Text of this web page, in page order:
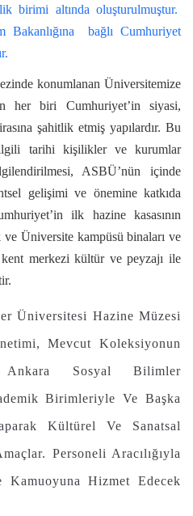
birimi altında oluşturulmuştur.
bağlı Cumhuriyet
konumlanan Üniversitemize
her biri Cumhuriyet’in siyasi,
şahitlik etmiş yapılardır. Bu
ilgili tarihi kişilikler ve kurumlar
ASBÜ’nün içinde
gelişimi ve önemine katkıda
ilk hazine kasasının
Üniversite kampüsü binaları ve
merkezi kültür ve peyzajı ile
Üniversitesi Hazine Müzesi
Mevcut Koleksiyonun
Ankara Sosyal Bilimler
Birimleriyle Ve Başka
Kültürel Ve Sanatsal
Personeli Aracılığıyla
Hizmet Edecek